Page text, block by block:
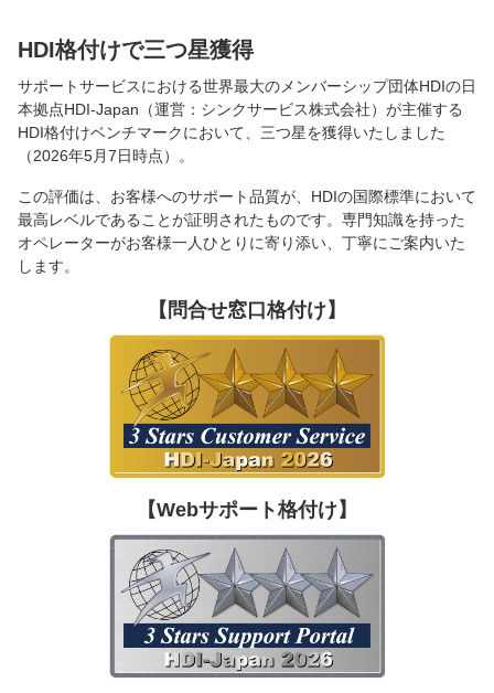
HDI格付けで三つ星獲得
サポートサービスにおける世界最大のメンバーシップ団体HDIの日
本拠点HDI-Japan（運営：シンクサービス株式会社）が主催する
HDI格付けベンチマークにおいて、三つ星を獲得いたしました
（2026年5月7日時点）。
この評価は、お客様へのサポート品質が、HDIの国際標準において
最高レベルであることが証明されたものです。専門知識を持った
オペレーターがお客様一人ひとりに寄り添い、丁寧にご案内いた
します。
【問合せ窓口格付け】
【Webサポート格付け】